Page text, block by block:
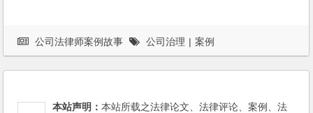
公司法律师案例故事 公司治理 | 案例
本站声明：本站所载之法律论文、法律评论、案例、法